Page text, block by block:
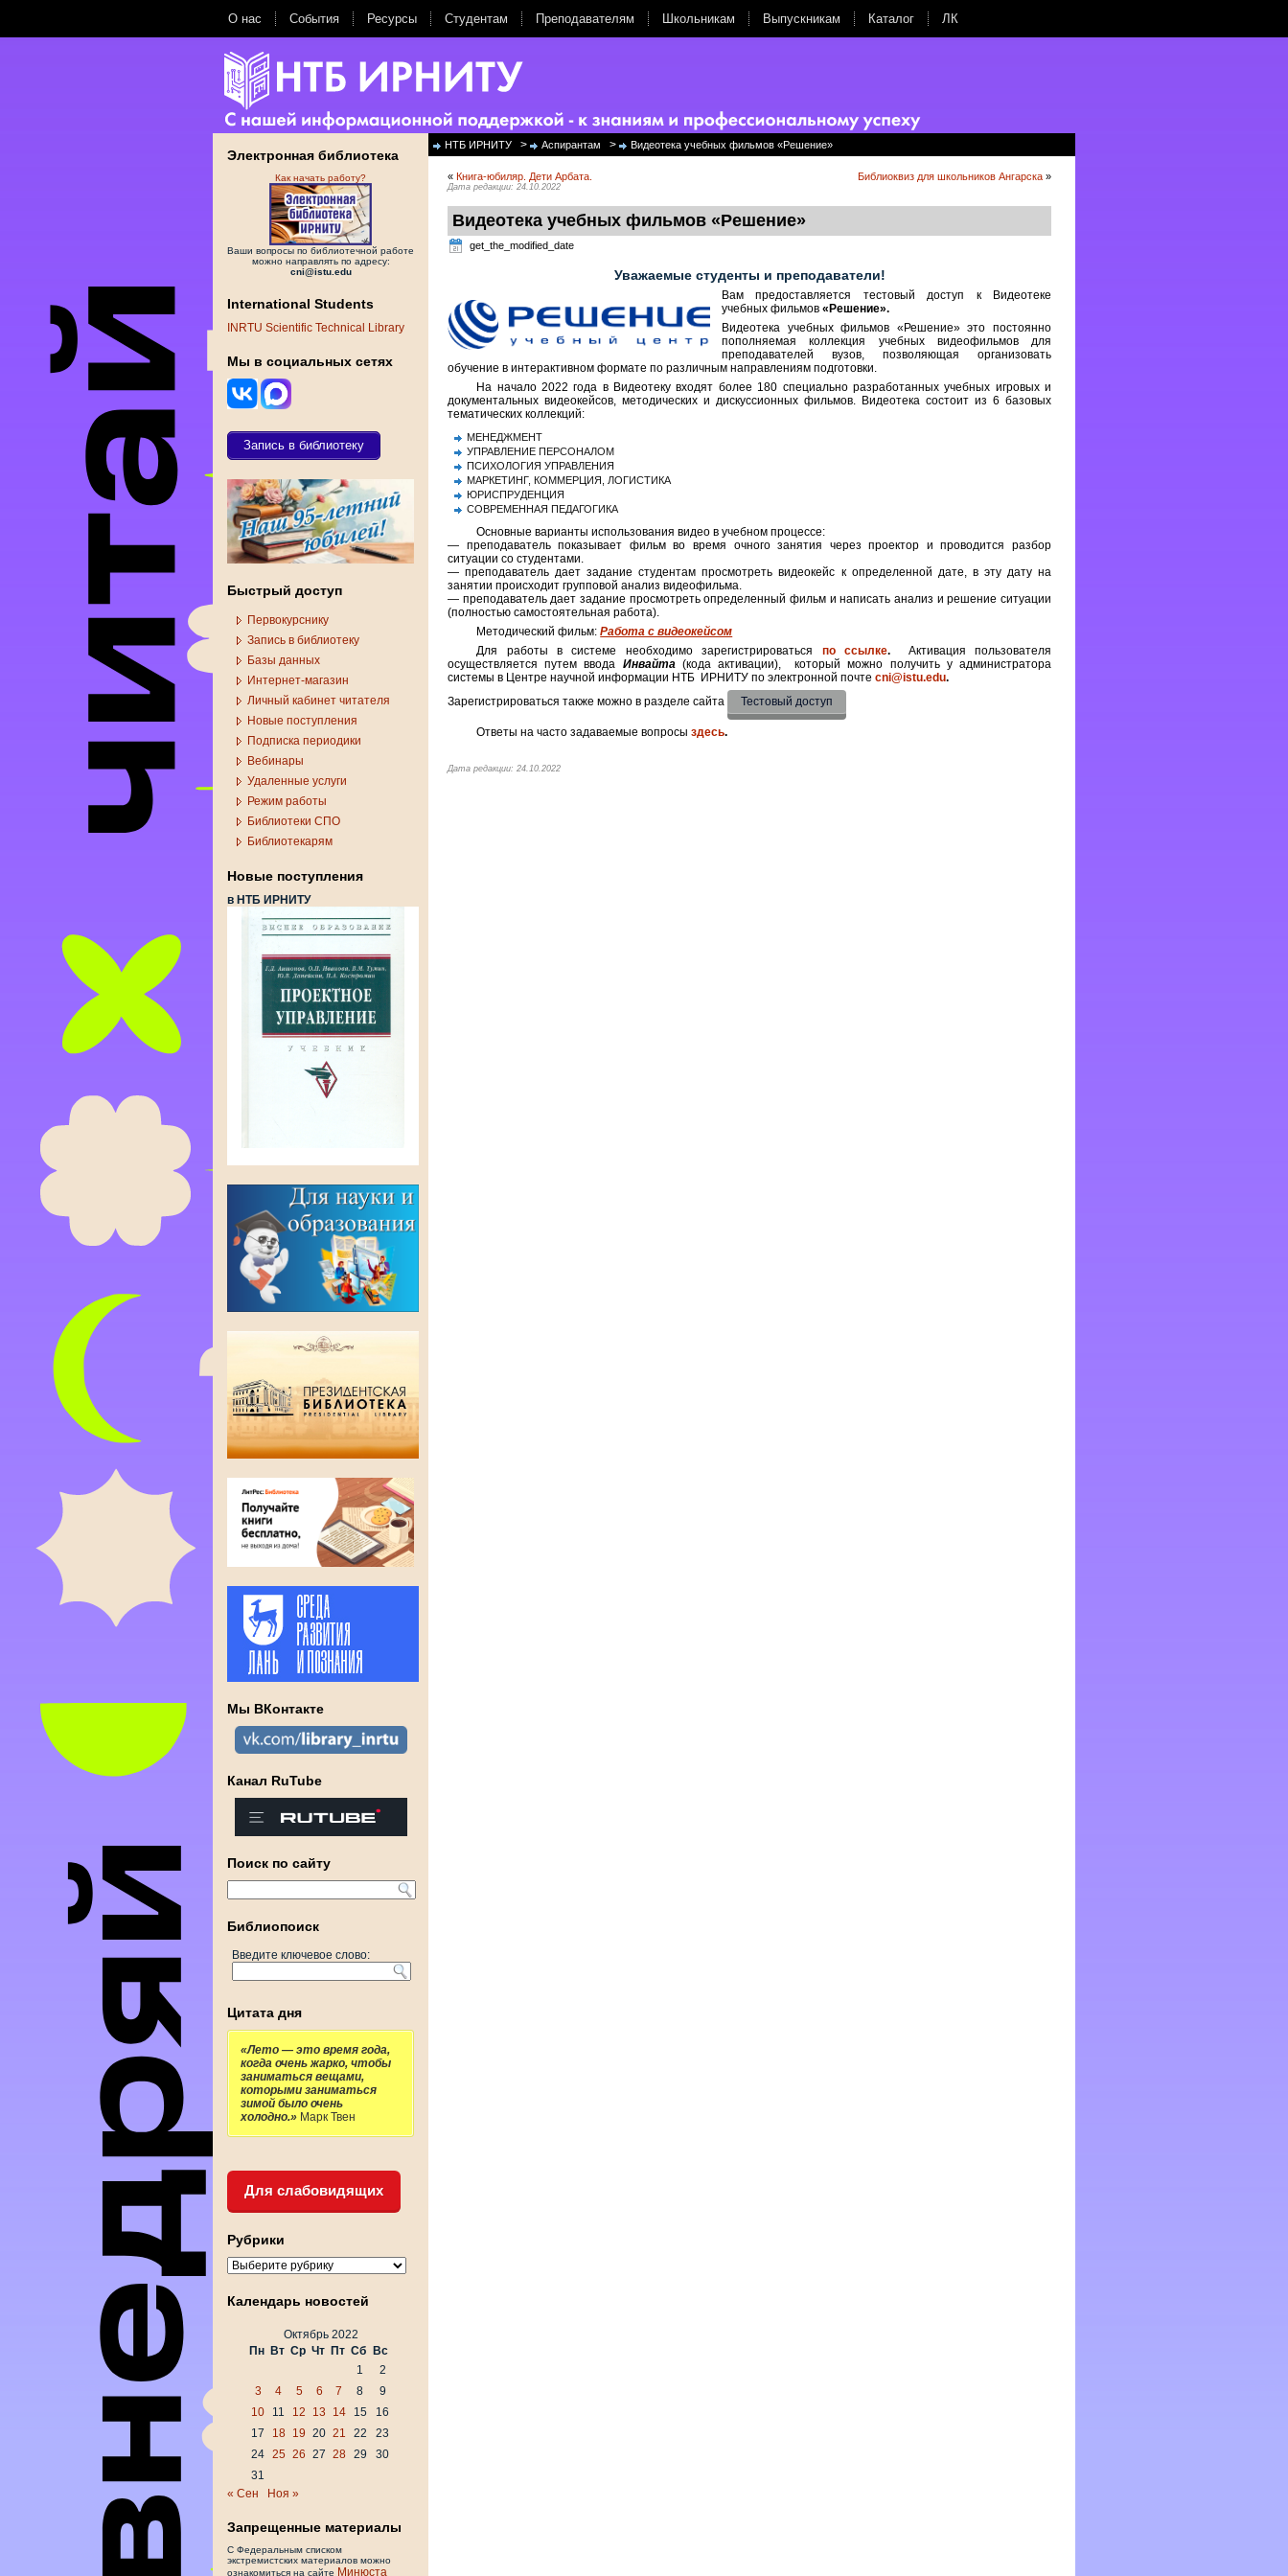
О нас События Ресурсы Студентам Преподавателям Школьникам Выпускникам Каталог ЛК
Электронная библиотека
Как начать работу?
Ваши вопросы по библиотечной работе
можно направлять по адресу:
cni@istu.edu
International Students
INRTU Scientific Technical Library
Мы в социальных сетях
Запись в библиотеку
Быстрый доступ
Первокурснику
Запись в библиотеку
Базы данных
Интернет-магазин
Личный кабинет читателя
Новые поступления
Подписка периодики
Вебинары
Удаленные услуги
Режим работы
Библиотеки СПО
Библиотекарям
Новые поступления
в НТБ ИРНИТУ
Мы ВКонтакте
Канал RuTube
Поиск по сайту
Библиопоиск
Введите ключевое слово:
Цитата дня
«Лето — это время года,
когда очень жарко, чтобы
заниматься вещами,
которыми заниматься
зимой было очень
холодно.» Марк Твен
Для слабовидящих
Рубрики
Рубрики
Календарь новостей
Октябрь 2022
Пн Вт Ср Чт Пт Сб
Вс
1
2
3
4 5 6 7 8
9
10
11 12 13 14 15
16
17
18 19 20 21 22
23
24 25 26 27 28 29
30
31
« Сен
Ноя »
Запрещенные материалы
С Федеральным списком
экстремистских материалов можно
ознакомиться на сайте Минюста
НТБ ИРНИТУ > Аспирантам > Видеотека учебных фильмов «Решение»
« Книга-юбиляр. Дети Арбата. Библиоквиз для школьников Ангарска »
Дата редакции: 24.10.2022
Видеотека учебных фильмов «Решение»
get_the_modified_date
Уважаемые студенты и преподаватели!
Вам предоставляется тестовый доступ к Видеотеке
учебных фильмов «Решение».
Видеотека учебных фильмов «Решение» это постоянно
пополняемая коллекция учебных видеофильмов для
преподавателей вузов, позволяющая организовать
обучение в интерактивном формате по различным направлениям подготовки.
На начало 2022 года в Видеотеку входят более 180 специально разработанных учебных игровых и
документальных видеокейсов, методических и дискуссионных фильмов. Видеотека состоит из 6 базовых
тематических коллекций:
МЕНЕДЖМЕНТ
УПРАВЛЕНИЕ ПЕРСОНАЛОМ
ПСИХОЛОГИЯ УПРАВЛЕНИЯ
МАРКЕТИНГ, КОММЕРЦИЯ, ЛОГИСТИКА
ЮРИСПРУДЕНЦИЯ
СОВРЕМЕННАЯ ПЕДАГОГИКА
Основные варианты использования видео в учебном процессе:
— преподаватель показывает фильм во время очного занятия через проектор и проводится разбор
ситуации со студентами.
— преподаватель дает задание студентам просмотреть видеокейс к определенной дате, в эту дату на
занятии происходит групповой анализ видеофильма.
— преподаватель дает задание просмотреть определенный фильм и написать анализ и решение ситуации
(полностью самостоятельная работа).
Методический фильм:Работа с видеокейсом
Для работы в системе необходимо зарегистрироваться по ссылке.Активация пользователя
осуществляется путем ввода Инвайта(кода активации), который можно получить у администратора
системы в Центре научной информации НТБ ИРНИТУ по электронной почте cni@istu.edu.
Зарегистрироваться также можно в разделе сайта
Тестовый доступ
Ответы на часто задаваемые вопросы здесь.
Дата редакции: 24.10.2022